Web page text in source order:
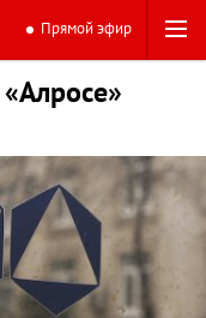
Прямой эфир